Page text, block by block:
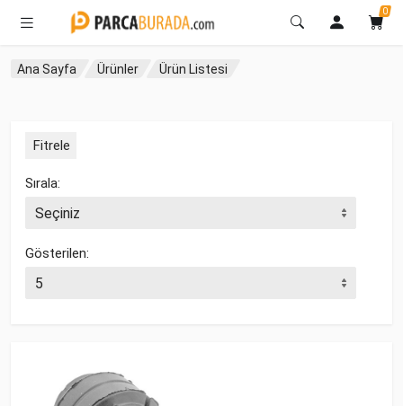
0
Ana Sayfa Ürünler Ürün Listesi
Fitrele
Sırala:
Gösterilen: